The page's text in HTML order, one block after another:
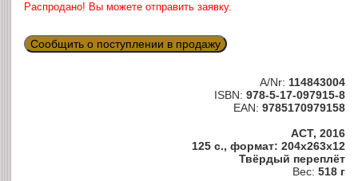
Распродано! Вы можете отправить заявку.
Сообщить о поступлении в продажу
A/Nr: 114843004
ISBN: 978-5-17-097915-8
EAN: 9785170979158
АСТ, 2016
125 с., формат: 204x263x12
Твёрдый переплёт
Вес: 518 г